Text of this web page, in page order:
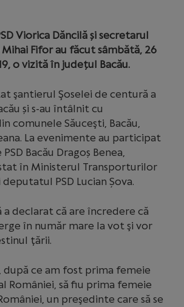
Viorica Dăncilă și secretarul
Mihai Fifor au făcut sâmbătă, 26
o vizită în județul Bacău.
şantierul Şoselei de centură a
și s-au întâlnit cu
comunele Săuceşti, Bacău,
La evenimente au participat
Bacău Dragoș Benea,
în Ministerul Transporturilor
PSD Lucian Șova.
a declarat că are încredere că
în număr mare la vot şi vor
ţării.
după ce am fost prima femeie
României, să fiu prima femeie
un preşedinte care să se